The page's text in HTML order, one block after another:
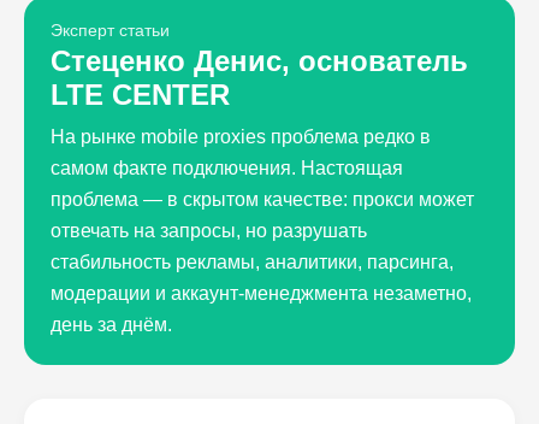
Эксперт статьи
Стеценко Денис, основатель
LTE CENTER
На рынке mobile proxies проблема редко в
самом факте подключения. Настоящая
проблема — в скрытом качестве: прокси может
отвечать на запросы, но разрушать
стабильность рекламы, аналитики, парсинга,
модерации и аккаунт-менеджмента незаметно,
день за днём.